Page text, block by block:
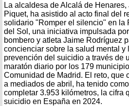
La alcaldesa de Alcalá de Henares,
Piquet, ha asistido al acto final del
solidario "Romper el silencio" en la
del Sol, una iniciativa impulsada por
bombero y atleta Jaime Rodríguez
concienciar sobre la salud mental y
prevención del suicidio a través de
maratón diario por los 179
Comunidad de Madrid. El reto, que
a mediados de abril, ha tenido
completar 3.953 kilómetros, la cifra
suicidio en España en 2024.